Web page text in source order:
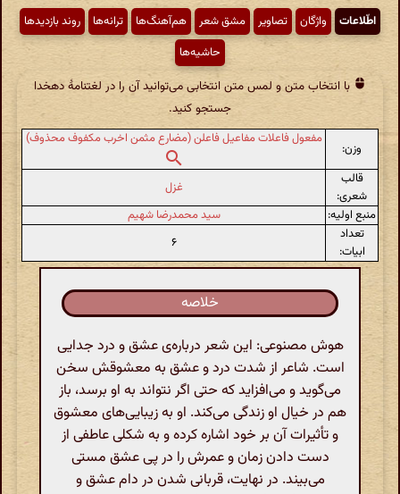
اطّلاعات واژگان تصاویر مشق شعر هم‌آهنگ‌ها ترانه‌ها
روند بازدیدها
حاشیه‌ها
با انتخاب متن و لمس متن انتخابی می‌توانید آن را در لغتنامهٔ دهخدا
جستجو کنید.
وزن:
مفعول فاعلات مفاعیل فاعلن (مضارع مثمن اخرب مکفوف محذوف)
قالب
شعری:
غزل
منبع اولیه:
سید محمدرضا شهیم
تعداد
ابیات:
۶
خلاصه
هوش مصنوعی: این شعر درباره‌ی عشق و درد جدایی
است. شاعر از شدت درد و عشق به معشوقش سخن
می‌گوید و می‌افزاید که حتی اگر نتواند به او برسد، باز
هم در خیال او زندگی می‌کند. او به زیبایی‌های معشوق
و تأثیرات آن بر خود اشاره کرده و به شکلی عاطفی از
دست دادن زمان و عمرش را در پی عشق مستی
می‌بیند. در نهایت، قربانی شدن در دام عشق و